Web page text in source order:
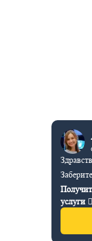
услуги